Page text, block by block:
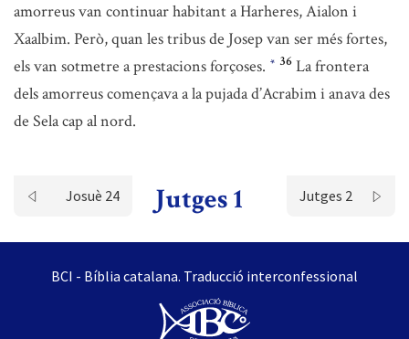
amorreus van continuar habitant a Harheres, Aialon i
Xaalbim. Però, quan les tribus de Josep van ser més fortes,
els van sotmetre a prestacions forçoses. * 36 La frontera
dels amorreus començava a la pujada d’Acrabim i anava des
de Sela cap al nord.
Josuè 24 Jutges 1 Jutges 2
BCI - Bíblia catalana. Traducció interconfessional